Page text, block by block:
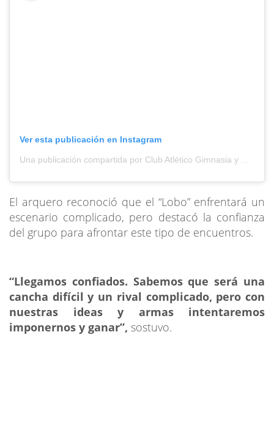
Ver esta publicación en Instagram
El arquero reconoció que el “Lobo” enfrentará un
escenario complicado, pero destacó la confianza
del grupo para afrontar este tipo de encuentros.
“Llegamos confiados. Sabemos que será una
cancha difícil y un rival complicado, pero con
nuestras ideas y armas intentaremos
imponernos y ganar”, sostuvo.